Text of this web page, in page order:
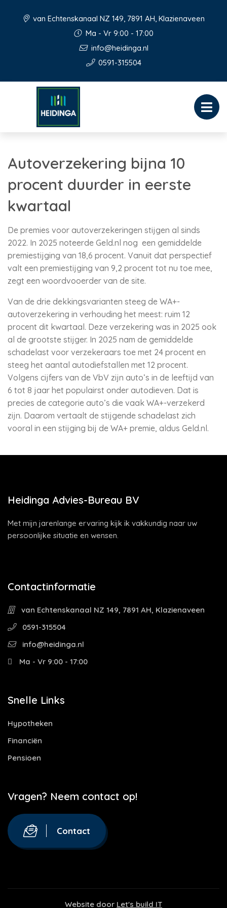
van Echtenskanaal NZ 149, 7891 AH, Klazienaveen
Ma - Vr 9:00 - 17:00
info@heidinga.nl
0591-315504
Autoverzekering bijna 10
procent duurder in eerste
kwartaal
De premies voor autoverzekeringen stijgen al sinds
2022. In 2025 noteerde Geld.nl nog een gemiddelde
premiestijging van 18,6 procent. Vanuit dat perspectief
valt een premiestijging van 9,2 procent tot nu toe mee,
zegt een woordvooerder van de site.
Van de drie dekkingsvarianten steeg de WA+-
autoverzekering in verhouding het meest: ruim 12
procent dit kwartaal. Deze verzekering was in 2025 ook
al de grootste stijger. In 2025 nam de gemiddelde
schadelast voor verzekeraars toe met 24 procent en
steeg het aantal autodiefstallen met 12 procent.
Volgens cijfers van de VbV zijn auto’s in de leeftijd van
6 tot 8 jaar het populairst onder autodieven. Dat is
precies de categorie auto’s die vaak WA+-verzekerd
zijn. Daarom vertaalt de stijgende schadelast zich
vooral in een stijging bij de WA+ premie, aldus Geld.nl.
Heidinga Advies-Bureau BV
Met mijn jarenlange ervaring kijk ik vakkundig naar uw
persoonlijke situatie en wensen.
Contactinformatie
van Echtenskanaal NZ 149, 7891 AH, Klazienaveen
0591-315504
info@heidinga.nl
Ma - Vr 9:00 - 17:00
Snelle Links
Hypotheken
Financiën
Pensioen
Vragen? Neem contact op!
Contact
Website door Let's build IT